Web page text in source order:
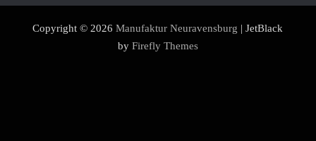
Copyright © 2026Manufaktur Neuravensburg | JetBlack
by Firefly Themes